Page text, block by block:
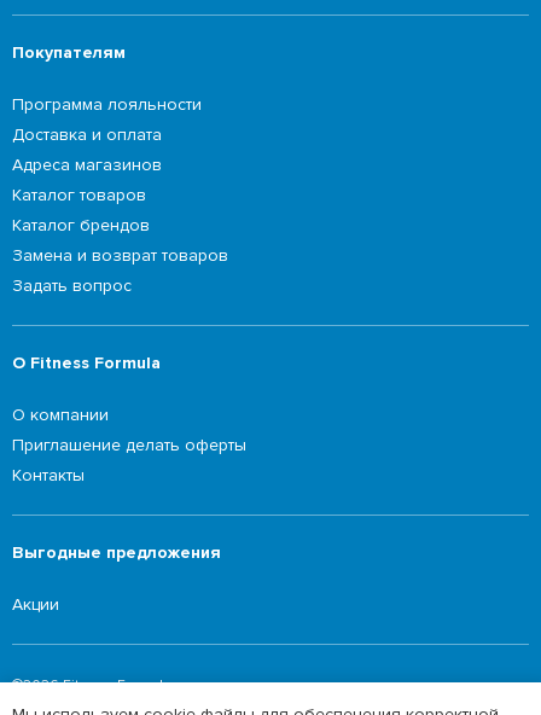
Покупателям
Программа лояльности
Доставка и оплата
Адреса магазинов
Каталог товаров
Каталог брендов
Замена и возврат товаров
Задать вопрос
О Fitness Formula
О компании
Приглашение делать оферты
Контакты
Выгодные предложения
Акции
©2026 Fitness Formula